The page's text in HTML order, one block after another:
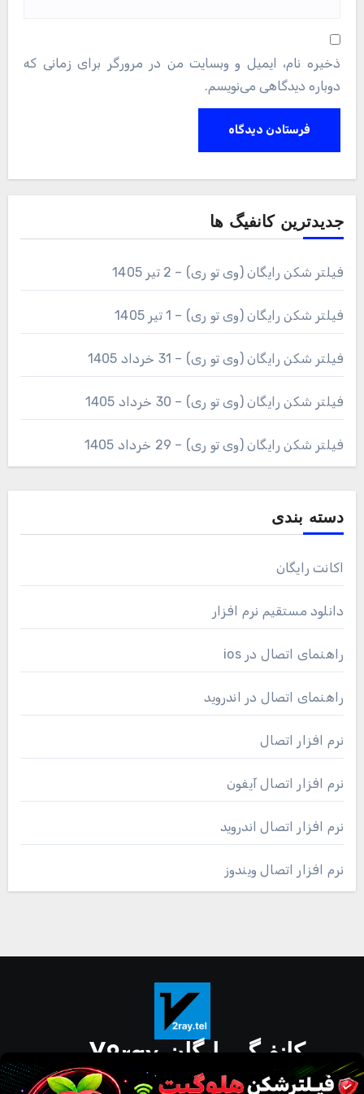
ذخیره نام، ایمیل و وبسایت من در مرورگر برای زمانی که
دوباره دیدگاهی می‌نویسم.
جدیدترین کانفیگ ها
فیلتر شکن رایگان (وی تو ری) – 2 تیر 1405
فیلتر شکن رایگان (وی تو ری) – 1 تیر 1405
فیلتر شکن رایگان (وی تو ری) – 31 خرداد 1405
فیلتر شکن رایگان (وی تو ری) – 30 خرداد 1405
فیلتر شکن رایگان (وی تو ری) – 29 خرداد 1405
دسته بندی
اکانت رایگان
دانلود مستقیم نرم افزار
راهنمای اتصال در ios
راهنمای اتصال در اندروید
نرم افزار اتصال
نرم افزار اتصال آیفون
نرم افزار اتصال اندروید
نرم افزار اتصال ویندوز
کانفیگ رایگان V2ray
دانلود مستقیم نرم افزار برای گوشی و کامپیوتر